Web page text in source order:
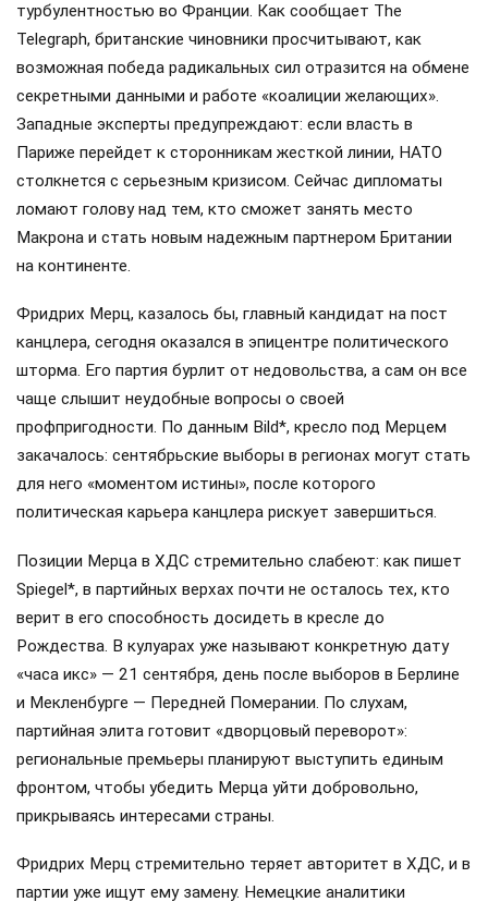
турбулентностью во Франции. Как сообщает The
Telegraph, британские чиновники просчитывают, как
возможная победа радикальных сил отразится на обмене
секретными данными и работе «коалиции желающих».
Западные эксперты предупреждают: если власть в
Париже перейдет к сторонникам жесткой линии, НАТО
столкнется с серьезным кризисом. Сейчас дипломаты
ломают голову над тем, кто сможет занять место
Макрона и стать новым надежным партнером Британии
на континенте.
Фридрих Мерц, казалось бы, главный кандидат на пост
канцлера, сегодня оказался в эпицентре политического
шторма. Его партия бурлит от недовольства, а сам он все
чаще слышит неудобные вопросы о своей
профпригодности. По данным Bild*, кресло под Мерцем
закачалось: сентябрьские выборы в регионах могут стать
для него «моментом истины», после которого
политическая карьера канцлера рискует завершиться.
Позиции Мерца в ХДС стремительно слабеют: как пишет
Spiegel*, в партийных верхах почти не осталось тех, кто
верит в его способность досидеть в кресле до
Рождества. В кулуарах уже называют конкретную дату
«часа икс» — 21 сентября, день после выборов в Берлине
и Мекленбурге — Передней Померании. По слухам,
партийная элита готовит «дворцовый переворот»:
региональные премьеры планируют выступить единым
фронтом, чтобы убедить Мерца уйти добровольно,
прикрываясь интересами страны.
Фридрих Мерц стремительно теряет авторитет в ХДС, и в
партии уже ищут ему замену. Немецкие аналитики